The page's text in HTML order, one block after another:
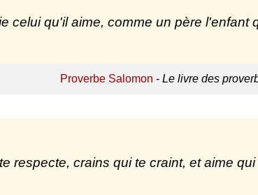
celui qu'il aime, comme un père l'enfant
Proverbe Salomon - Le livre des
respecte, crains qui te craint, et aime qui